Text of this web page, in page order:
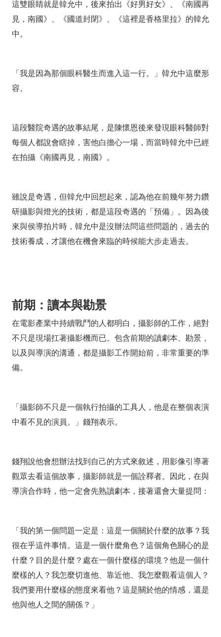
這雙眼睛就是韓允中，後來拍出《好男好女》、《南國再
見，南國》、《國道封閉》、《這裡是香格里拉》的韓允
中。
「我是因為那個眼科醫生而進入這一行。」韓允中這麼形
容。
這段醫院奇遇的故事結尾，是陳懷恩後來發現眼科醫師對
每個人都說會瞎掉，害他白擔心一場，而當時韓允中已經
在拍攝《南國再見，南國》。
雖說是奇遇，但韓允中回想起來，認為他在前幾年努力鑽
研攝影與燈光的技術，都是這段奇遇的「預備」。因為後
來與侯導拍片時，韓允中是沒辦法問這些問題的，過去的
技術養成，才讓他在機會來臨的時候能大步走過去。
前期：讀本與勘景
在電影產業中持續戰鬥的人都明白，攝影師的工作，絕對
不只是現場扛著攝影機而已。包含前期的讀劇本、勘景，
以及與導演的溝通，都是攝影工作開始前，非常重要的準
備。
「攝影師不只是一個執行拍攝的工具人，他是在整個表演
中看不見的演員。」錢翔表示。
錢翔說他會想辦法找到自己的方式來敘述，用影像引導著
觀眾去看這個故事，攝影師就是一個詮釋者。因此，在與
導演合作時，他一定會先熟讀劇本，接著還會大量提問：
「我的第一個問題一定是：這是一個關於什麼的故事？我
很在乎這件事情。這是一個什麼角色？這個角色關心的是
什麼？目的是什麼？處在一個什麼樣的環境？他是一個什
麼樣的人？我怎麼切進他、靠近他、我怎麼觀看這個人？
我們要用什麼樣的態度來看他？這是關於他的情感，還是
他與他人之間的關係？」